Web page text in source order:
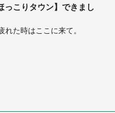
っこりタウン】できまし
た時はここに来て。